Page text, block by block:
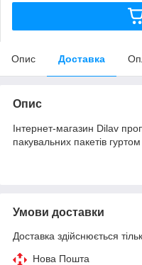
Опис Доставка
Опис
Інтернет-магазин Dilav
пакувальних пакетів гуртом
Умови доставки
Доставка здійснюється
Нова Пошта